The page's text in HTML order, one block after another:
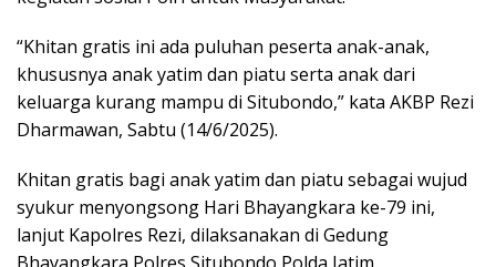
“Khitan gratis ini ada puluhan peserta anak-anak,
khususnya anak yatim dan piatu serta anak dari
keluarga kurang mampu di Situbondo,” kata AKBP Rezi
Dharmawan, Sabtu (14/6/2025).
Khitan gratis bagi anak yatim dan piatu sebagai wujud
syukur menyongsong Hari Bhayangkara ke-79 ini,
lanjut Kapolres Rezi, dilaksanakan di Gedung